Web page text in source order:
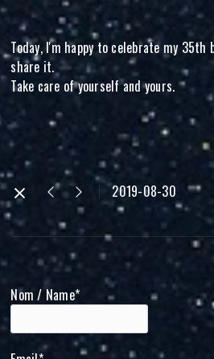
Today, I'm happy to celebrate my 35th
share it.
Take care of yourself and yours.
2019-08-30
Nom / Name*